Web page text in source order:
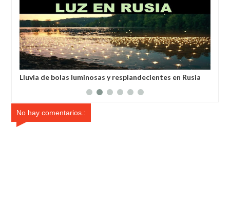
Rusia
Habló con Dios: Hombre en Francia volvió a la vida
No hay comentarios.: